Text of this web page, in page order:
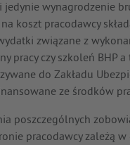
jedynie wynagrodzenie
koszt pracodawcy
związane z
pracy czy szkoleń BHP a
do Zakładu
ze środków
poszczególnych
pracodawcy zależą w